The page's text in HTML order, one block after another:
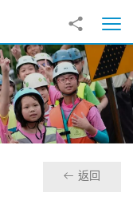
分享到
打
返回